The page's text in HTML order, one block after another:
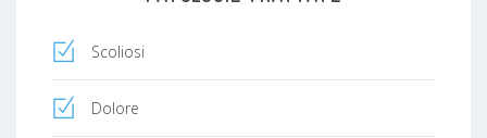
Scoliosi
Dolore